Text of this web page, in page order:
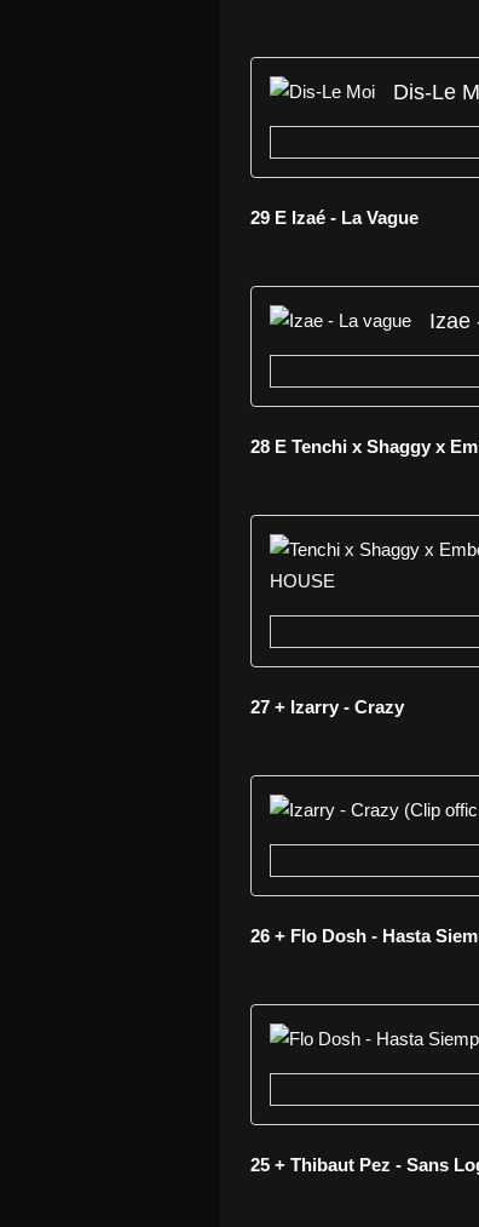
Dis-Le
29 E Izaé - La Vague
Izae
28 E Tenchi x Shaggy x
27 + Izarry - Crazy
26 + Flo Dosh - Hasta
25 + Thibaut Pez - Sans